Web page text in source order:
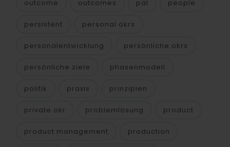
outcome outcomes pal people
persistent personal okrs
personalentwicklung persönliche okrs
persönliche ziele phasenmodell
politik praxis prinzipien
private okr problemlösung product
product management production